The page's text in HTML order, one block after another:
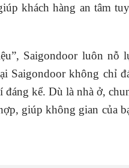
khách hàng an tâm
Saigondoor luôn nỗ
Saigondoor không chỉ
kể. Dù là nhà ở,
giúp không gian của